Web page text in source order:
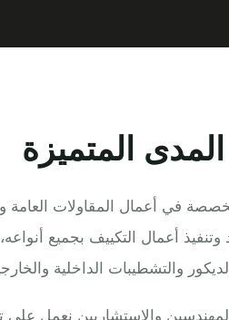
المتميزة
المقاولات العامة وتنفيذ
التكييف بجميع أنواعه، مع
الداخلية والخارجية.
نعمل على تلبية